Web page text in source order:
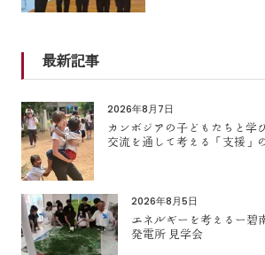
最新記事
2026年8月7日
カンボジアの子どもたちと
交流を通して考える「支援」
2026年8月5日
エネルギーを考えるー碧
発電所 見学会